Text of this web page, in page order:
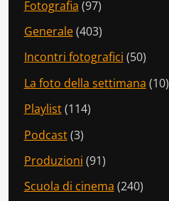
Fotografia (97)
Generale(403)
Incontri fotografici (50)
La foto della settimana (10)
Playlist(114)
Podcast(3)
Produzioni (91)
Scuola di cinema (240)